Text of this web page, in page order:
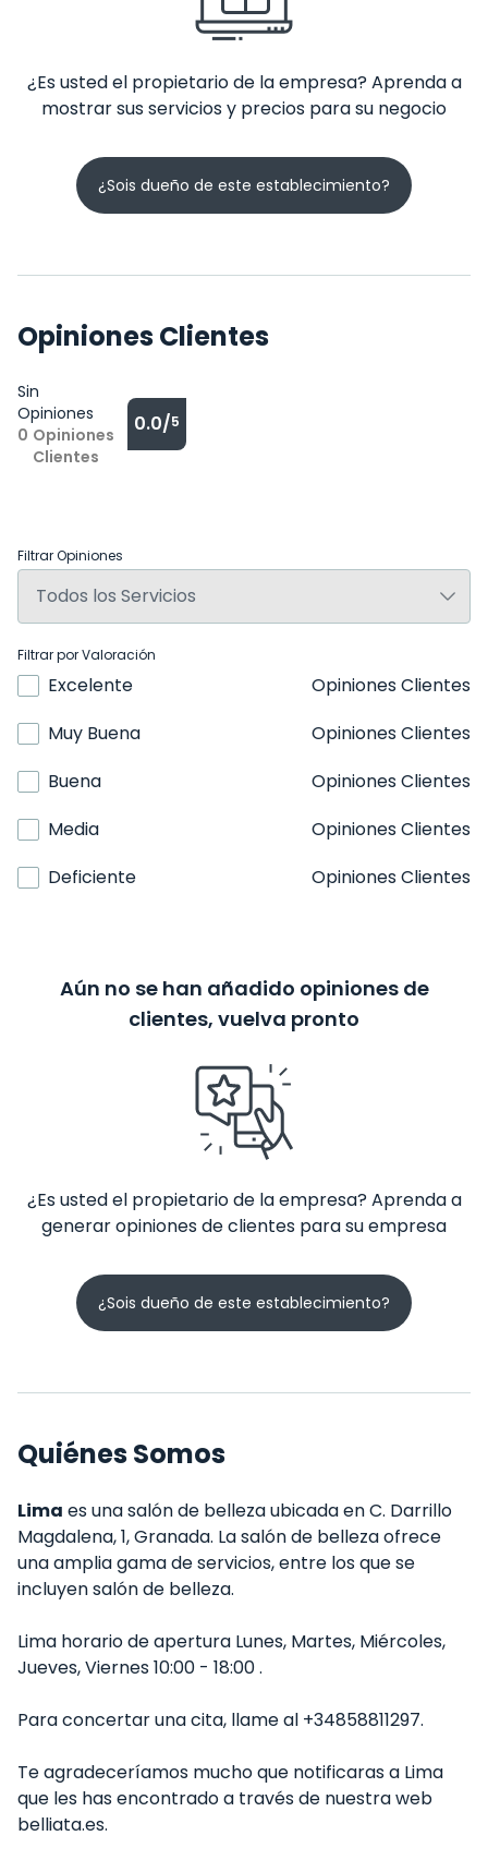
¿Es usted el propietario de la empresa? Aprenda a
mostrar sus servicios y precios para su negocio
¿Sois dueño de este establecimiento?
Opiniones Clientes
Sin
Opiniones
0 Opiniones
Clientes
0.0/5
Filtrar Opiniones
Filtrar por Valoración
Excelente
Opiniones Clientes
Muy Buena
Opiniones Clientes
Buena
Opiniones Clientes
Media
Opiniones Clientes
Deficiente
Opiniones Clientes
Aún no se han añadido opiniones de
clientes, vuelva pronto
¿Es usted el propietario de la empresa? Aprenda a
generar opiniones de clientes para su empresa
¿Sois dueño de este establecimiento?
Quiénes Somos
Lima es una salón de belleza ubicada en C. Darrillo
Magdalena, 1, Granada. La salón de belleza ofrece
una amplia gama de servicios, entre los que se
incluyen salón de belleza.
Lima horario de apertura Lunes, Martes, Miércoles,
Jueves, Viernes 10:00 - 18:00 .
Para concertar una cita, llame al +34858811297.
Te agradeceríamos mucho que notificaras a Lima
que les has encontrado a través de nuestra web
belliata.es.